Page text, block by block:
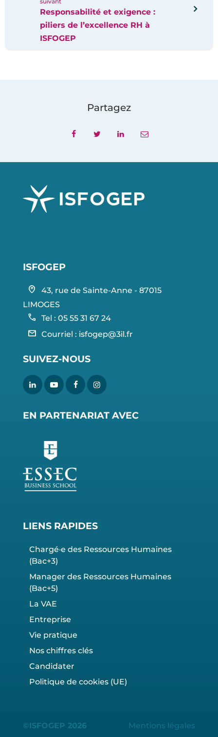
Responsabilité et exigence :
piliers de l’excellence RH à
ISFOGEP
Partagez
ISFOGEP
home_pin
43, rue de Sainte-Anne - 87015
LIMOGES
call Tel : 05 55 31 67 24
mail Courriel : isfogep@3il.fr
SUIVEZ-NOUS
EN PARTENARIAT AVEC
LIENS RAPIDES
Chargé·e des Ressources Humaines
(Bac+3)
Manager des Ressources Humaines
(Bac+5)
La VAE
Entreprise
Vie pratique
Nos chiffres clés
Candidater
Politique de cookies (UE)
©ISFOGEP 2026 Mentions légales